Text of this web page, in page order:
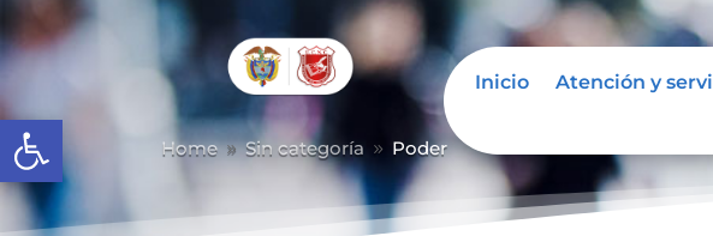
Abrir barra de herramientas
Inicio Atención y
Home 9 Sin categoría 9 Poder